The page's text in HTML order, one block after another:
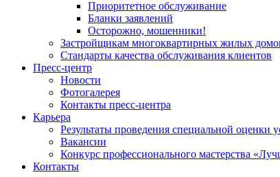
Приоритетное обслуживание
Бланки заявлений
Осторожно, мошенники!
Застройщикам многоквартирных жилых
Стандарты качества обслуживания клиентов
Пресс-центр
Новости
Фотогалерея
Контакты пресс-центра
Карьера
Результаты проведения специальной оценки
Вакансии
Конкурс профессионального мастерства
Контакты